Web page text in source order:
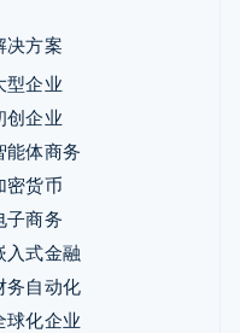
决方案
型企业
创企业
能体商务
密货币
子商务
入式金融
务自动化
球化企业